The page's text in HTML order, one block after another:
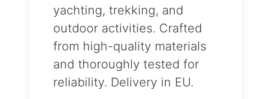
yachting, trekking, and
outdoor activities. Crafted
from high-quality materials
and thoroughly tested for
reliability. Delivery in EU.